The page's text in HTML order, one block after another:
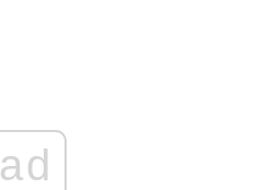
ad